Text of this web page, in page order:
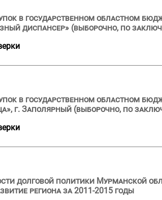
в государственном областном
диспансер» (выборочно, по
в государственном областном
г. Заполярный (выборочно, по
долговой политики Мурманской
региона за 2011-2015 годы